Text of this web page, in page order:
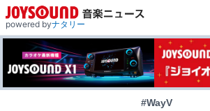
powered byナタリー
#WayV